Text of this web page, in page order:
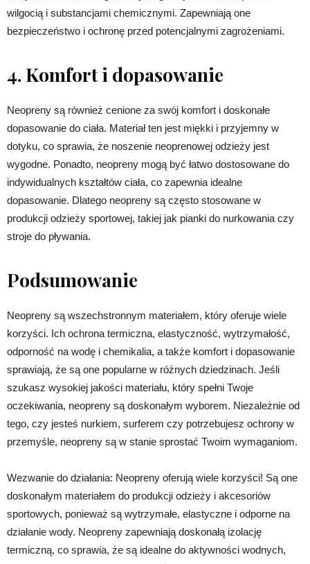
wilgocią i substancjami chemicznymi. Zapewniają one
bezpieczeństwo i ochronę przed potencjalnymi zagrożeniami.
4. Komfort i dopasowanie
Neopreny są również cenione za swój komfort i doskonałe
dopasowanie do ciała. Materiał ten jest miękki i przyjemny w
dotyku, co sprawia, że noszenie neoprenowej odzieży jest
wygodne. Ponadto, neopreny mogą być łatwo dostosowane do
indywidualnych kształtów ciała, co zapewnia idealne
dopasowanie. Dlatego neopreny są często stosowane w
produkcji odzieży sportowej, takiej jak pianki do nurkowania czy
stroje do pływania.
Podsumowanie
Neopreny są wszechstronnym materiałem, który oferuje wiele
korzyści. Ich ochrona termiczna, elastyczność, wytrzymałość,
odporność na wodę i chemikalia, a także komfort i dopasowanie
sprawiają, że są one popularne w różnych dziedzinach. Jeśli
szukasz wysokiej jakości materiału, który spełni Twoje
oczekiwania, neopreny są doskonałym wyborem. Niezależnie od
tego, czy jesteś nurkiem, surferem czy potrzebujesz ochrony w
przemyśle, neopreny są w stanie sprostać Twoim wymaganiom.
Wezwanie do działania: Neopreny oferują wiele korzyści! Są one
doskonałym materiałem do produkcji odzieży i akcesoriów
sportowych, ponieważ są wytrzymałe, elastyczne i odporne na
działanie wody. Neopreny zapewniają doskonałą izolację
termiczną, co sprawia, że są idealne do aktywności wodnych,